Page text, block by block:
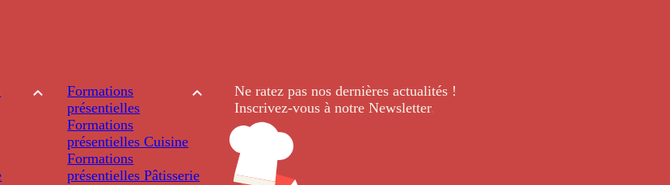
Formations
présentielles
Formations
présentielles Cuisine
Formations
présentielles Pâtisserie
Ne ratez pas nos dernièresactualités !
Inscrivez-vous à notre Newsletter.